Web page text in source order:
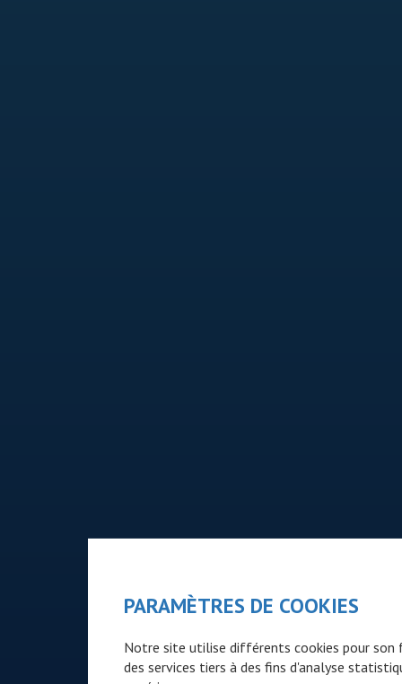
PARAMÈTRES DE COOKIES
Notre site utilise différents cookies pour son
des services tiers à des fins d'analyse